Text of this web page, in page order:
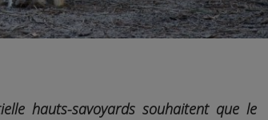
hauts-savoyards souhaitent que le